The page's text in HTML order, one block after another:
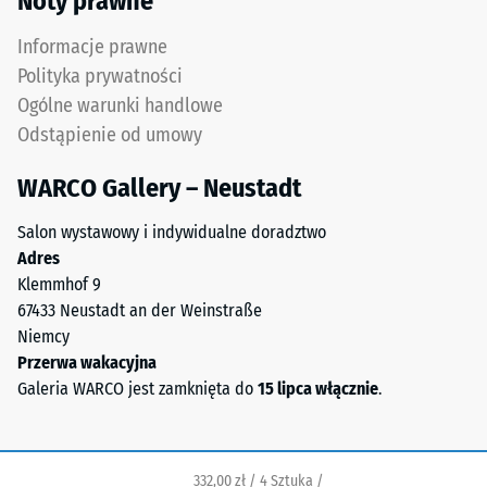
połączonego
stabilizowanym
Powierzchnia
użytkowej
ma
otwartoporową
strukturę.
Warstwę
nośną
wykonano
oczyszczonego,
wody (EN 12616) –
Skala 5 =
Infiltracja ok.
1000 mm/h (1000
l/h/m²)
Odporność
na poślizg
(EN 16165)
– Wartość
skali 4 =
akceptacji
ok. 16°,
grupa R10
Izolacja
skali 3 =
332,00 zł / 4 Sztuka /
Informacje prawne
Polityka prywatności
Ogólne warunki handlowe
Odstąpienie od umowy
WARCO Gallery – Neustadt
Salon wystawowy i indywidualne doradztwo
Adres
Klemmhof 9
67433 Neustadt an der Weinstraße
Niemcy
Przerwa wakacyjna
Galeria WARCO jest zamknięta do 15 lipca włącznie.